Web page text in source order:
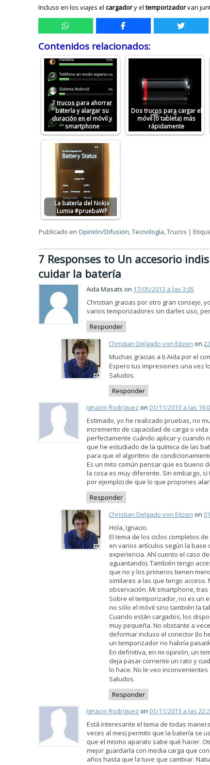
Incluso en los viajes elcargadory eltemporizadorvan
Contenidos relacionados:
7 trucos para ahorrar
batería y alargar su
duración en el móvil y
smartphone
Dos trucos para cargar el
móvil (o tableta) más
rápidamente
La batería del Nokia
Lumia #pruebaWP
Publicado en Opinión/Difusión,Tecnología,Trucos |
7 Responses to Un accesorio
cuidar la batería
Aida Masats on 17/05/2013 a las 3:05
Christian gracias por otro gran consejo,
varios temporizadores sin darles uso,
Responder
Christian Delgado von Eitzen on
Muchas gracias a ti Aida por el
Espero tus impresiones una vez
Saludos.
Responder
Ignacio Rodríguez on 01/11/2013 a las
Estimado, yo he realizado pruebas, no
incremento de capacidad de carga o
perfectamente cuándo aplicar y cuando
que he estudiado de la química de las
para que el algoritmo de
Es un mito común pensar que es bueno
la cosa es muy diferente. Sin embargo,
por ejemplo) de que lo que propones
Responder
Christian Delgado von Eitzen on
Hola, Ignacio.
El tema de los ciclos completos
en varios artículos según la base
experiencia. Ahí cuento el caso
aguantando). También tengo
que no y los primeros tienen
similares a las que tengo
observación. Mi smartphone,
Sobre el temporizador, no es un
no sólo el móvil sino también la
Cuando están cargados, los
muy pequeña. No obstante a
deformar incluso el conector (lo
un temporizador no habría
En definitiva, en mi opinión, un
deja pasar corriente un rato y
lo hace. No le veo
Saludos.
Responder
Ignacio Rodríguez on 01/11/2013 a las
Está interesante el tema de todas
veces al mes) permito que la batería se
que el mismo aparato sabe qué hacer.
mejor guardarla con media carga que
años hasta que la tuve que cambiar.